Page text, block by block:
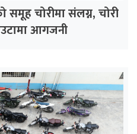
चोरीमा संलग्न, चोरी
आगजनी